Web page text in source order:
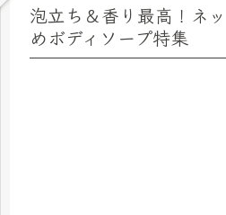
泡立ち＆香り最高！ネ
めボディソープ特集